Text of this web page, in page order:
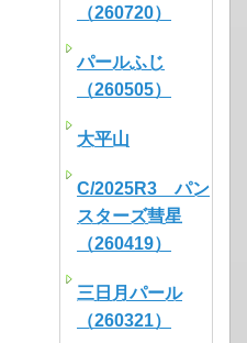
（260720）
パールふじ
（260505）
大平山
C/2025R3 パン
スターズ彗星
（260419）
三日月パール
（260321）